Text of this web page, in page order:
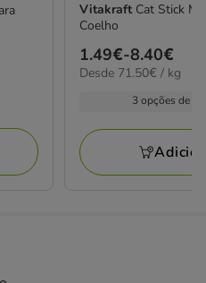
Vitakraft Cat Stick
Coelho
Preço
de
8.40€
1.49€-8.40€
71.50€
Desde 71.50€ / kg
3 opções de